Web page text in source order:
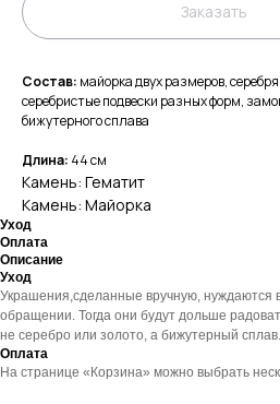
Заказать
Состав: майорка двух размеров,
серебристые подвески разных форм,
бижутерного сплава
Длина: 44 см
Камень: Гематит
Камень: Майорка
Уход
Оплата
Описание
Уход
Украшения,сделанные вручную, нуждаются
обращении. Тогда они будут дольше
не серебро или золото, а бижутерный сплав.
Оплата
На странице «Корзина» можно выбрать